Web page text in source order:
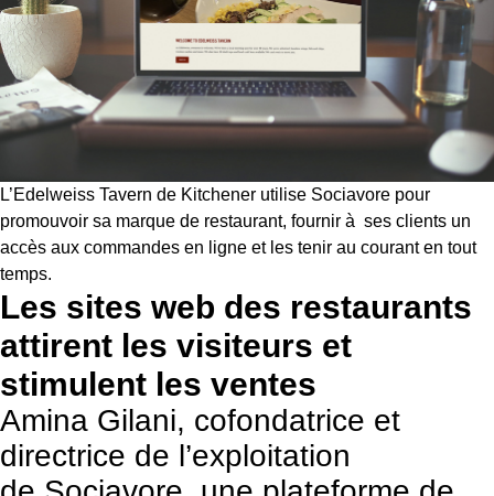
L’Edelweiss Tavern de Kitchener utilise Sociavore pour
promouvoir sa marque de restaurant, fournir à ses clients un
accès aux commandes en ligne et les tenir au courant en tout
temps.
Les sites web des restaurants
attirent les visiteurs et
stimulent les ventes
Amina Gilani, cofondatrice et
directrice de l’exploitation